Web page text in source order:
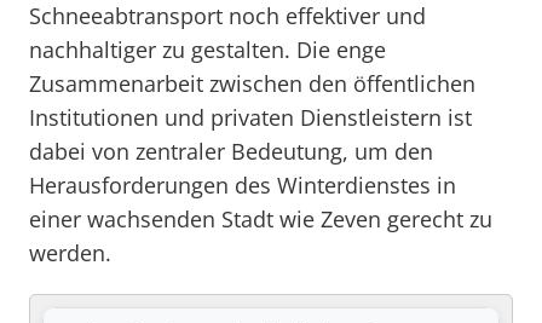
Schneeabtransport noch effektiver und
nachhaltiger zu gestalten. Die enge
Zusammenarbeit zwischen den öffentlichen
Institutionen und privaten Dienstleistern ist
dabei von zentraler Bedeutung, um den
Herausforderungen des Winterdienstes in
einer wachsenden Stadt wie Zeven gerecht zu
werden.